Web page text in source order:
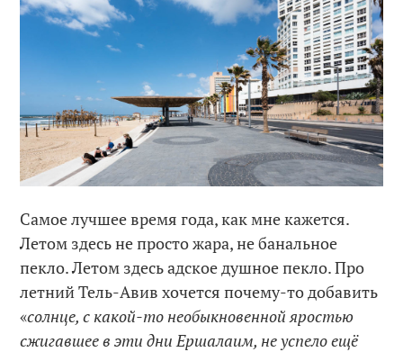
Самое лучшее время года, как мне кажется.
Летом здесь не просто жара, не банальное
пекло. Летом здесь адское душное пекло. Про
летний Тель-Авив хочется почему-то добавить
«солнце, с какой-то необыкновенной яростью
сжигавшее в эти дни Ершалаим, не успело ещё